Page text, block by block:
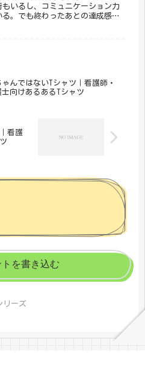
もいるし、コミュニケーション力
る。でも終わったあとの達成感
ゃんではないTシャツ｜看護師・
士向けあるあるTシャツ
看護
トを書き込む
リーズ